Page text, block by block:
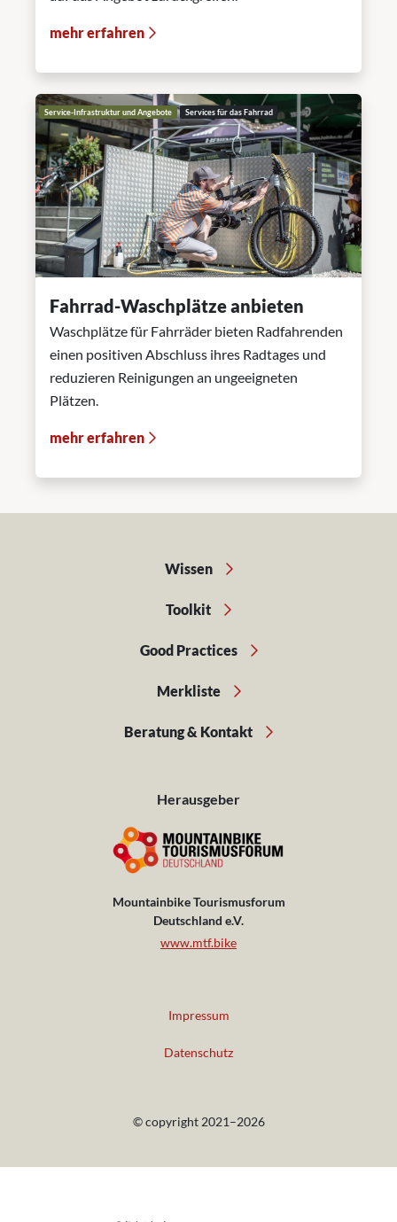
mehr erfahren
Service-Infrastruktur und Angebote Services für das Fahrrad
Fahrrad-Waschplätze anbieten
Waschplätze für Fahrräder bieten Radfahrenden
einen positiven Abschluss ihres Radtages und
reduzieren Reinigungen an ungeeigneten
Plätzen.
mehr erfahren
Wissen
Toolkit
Good Practices
Merkliste
Beratung & Kontakt
Herausgeber
Mountainbike Tourismusforum
Deutschland e.V.
www.mtf.bike
Impressum
Datenschutz
© copyright 2021–2026